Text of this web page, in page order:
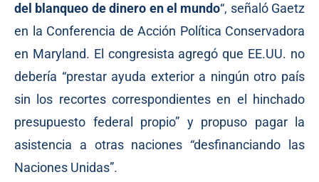
del blanqueo de dinero en el mundo“, señaló Gaetz
en la Conferencia de Acción Política Conservadora
en Maryland. El congresista agregó que EE.UU. no
debería “prestar ayuda exterior a ningún otro país
sin los recortes correspondientes en el hinchado
presupuesto federal propio” y propuso pagar la
asistencia a otras naciones “desfinanciando las
Naciones Unidas”.